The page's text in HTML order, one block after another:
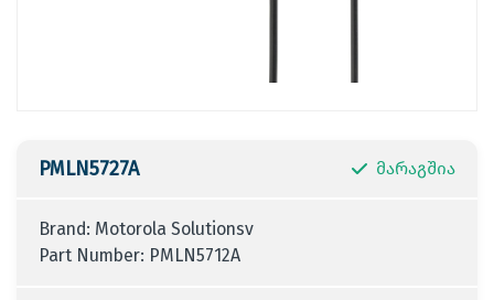
PMLN5727A მარაგშია
Brand: Motorola Solutionsv
Part Number: PMLN5712A